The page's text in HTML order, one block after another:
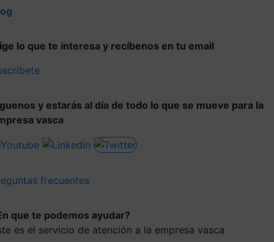
lo que te interesa y recíbenos en tu email
y estarás al día de todo lo que se mueve para la
vasca
frecuentes
que te podemos ayudar?
es el servicio de atención a la empresa vasca